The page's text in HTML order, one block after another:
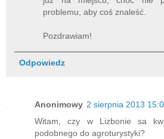
problemu, aby coś znaleść.
Pozdrawiam!
Odpowiedz
Anonimowy 2 sierpnia 2013
Witam, czy w Lizbonie sa
podobnego do agroturystyki?